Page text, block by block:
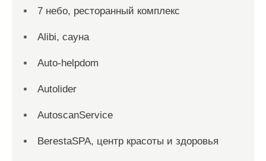
7 небо, ресторанный комплекс
Alibi, сауна
Auto-helpdom
Autolider
AutoscanService
BerestaSPA, центр красоты и здоровья